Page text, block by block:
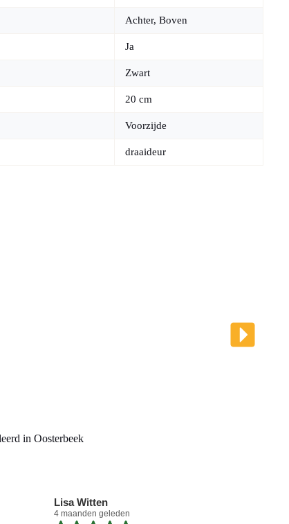
Achter, Boven
Ja
Zwart
20 cm
Voorzijde
draaideur
in Oosterbeek
Lisa Witten
4 maanden geleden